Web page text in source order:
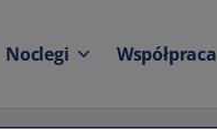
Noclegi Współpraca